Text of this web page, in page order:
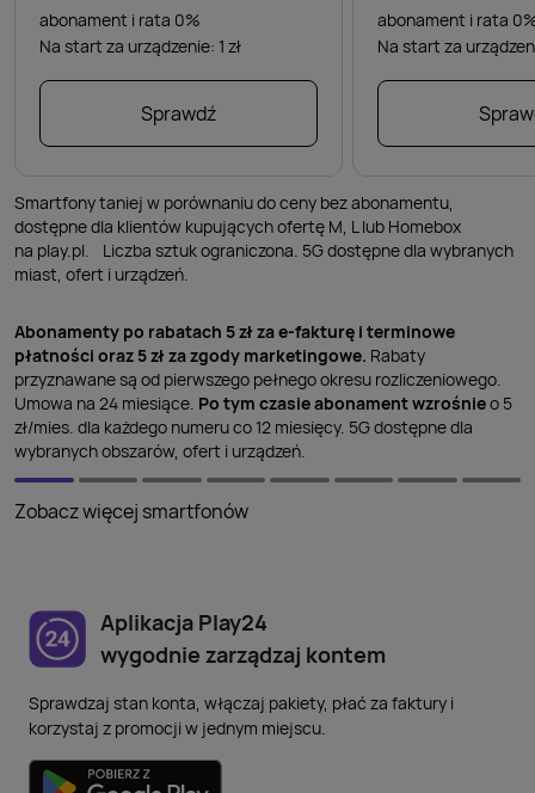
abonament i rata 0%
Na start za urządzenie: 1 zł
Sprawdź
abonament i rata
Na start za
Smartfony taniej w porównaniu do ceny bez abonamentu,
dostępne dla klientów kupujących ofertę M, L lub Homebox
na play.pl. Liczba sztuk ograniczona. 5G dostępne dla wybranych
miast, ofert i urządzeń.
Abonamenty po rabatach 5 zł za e-fakturę i terminowe
płatności oraz 5 zł za zgody marketingowe. Rabaty
przyznawane są od pierwszego pełnego okresu rozliczeniowego.
Umowa na 24 miesiące. Po tym czasie abonament wzrośnieo 5
zł/mies. dla każdego numeru co 12 miesięcy. 5G dostępne dla
wybranych obszarów, ofert i urządzeń.
Zobacz więcej smartfonów
Aplikacja Play24
wygodnie zarządzaj kontem
Sprawdzaj stan konta, włączaj pakiety, płać za faktury i
korzystaj z promocji w jednym miejscu.